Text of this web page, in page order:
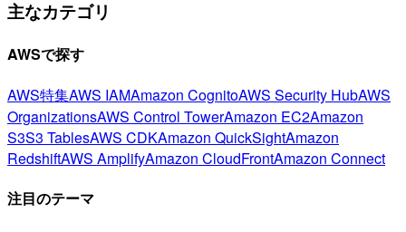
主なカテゴリ
AWSで探す
AWS特集AWS IAMAmazon CognitoAWS Security HubAWS
OrganizationsAWS Control TowerAmazon EC2Amazon
S3S3 TablesAWS CDKAmazon QuickSightAmazon
RedshiftAWS AmplifyAmazon CloudFrontAmazon Connect
注目のテーマ